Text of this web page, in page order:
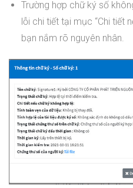
Trường hợp chữ ký số
lỗi chi tiết tại mục “Chi tiết
bạn nắm rõ nguyên nhân.